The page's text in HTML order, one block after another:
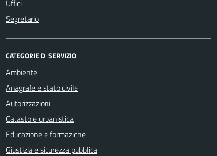
Uffici
Segretario
CATEGORIE DI SERVIZIO
Ambiente
Anagrafe e stato civile
Autorizzazioni
Catasto e urbanistica
Educazione e formazione
Giustizia e sicurezza pubblica